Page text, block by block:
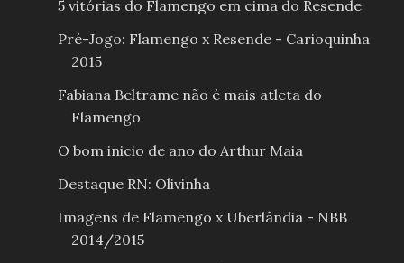
5 vitórias do Flamengo em cima do Resende
Pré-Jogo: Flamengo x Resende - Carioquinha
2015
Fabiana Beltrame não é mais atleta do
Flamengo
O bom inicio de ano do Arthur Maia
Destaque RN: Olivinha
Imagens de Flamengo x Uberlândia - NBB
2014/2015